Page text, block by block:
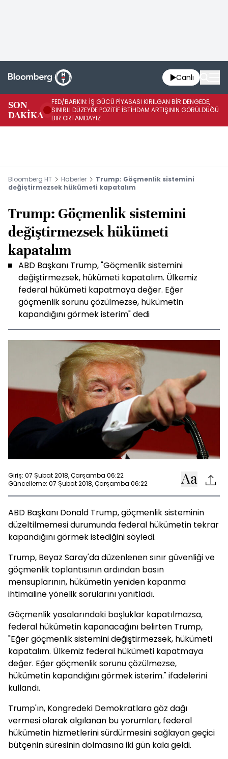
Canlı
SON
DAKİKA
FED/BARKIN: İŞ GÜCÜ PİYASASI KIRILGAN BİR DENGEDE,
SINIRLI DÜZEYDE POZİTİF İSTİHDAM ARTIŞININ GÖRÜLDÜĞÜ
BİR ORTAMDAYIZ
Bloomberg HT Haberler
Trump: Göçmenlik sistemini
değiştirmezsek hükümeti kapatalım
Trump: Göçmenlik sistemini
değiştirmezsek hükümeti
kapatalım
ABD Başkanı Trump, "Göçmenlik sistemini
değiştirmezsek, hükümeti kapatalım. Ülkemiz
federal hükümeti kapatmaya değer. Eğer
göçmenlik sorunu çözülmezse, hükümetin
kapandığını görmek isterim" dedi
Giriş: 07 Şubat 2018, Çarşamba 06:22
Güncelleme: 07 Şubat 2018, Çarşamba 06:22
ABD Başkanı Donald Trump, göçmenlik sisteminin
düzeltilmemesi durumunda federal hükümetin tekrar
kapandığını görmek istediğini söyledi.
Trump, Beyaz Saray'da düzenlenen sınır güvenliği ve
göçmenlik toplantısının ardından basın
mensuplarının, hükümetin yeniden kapanma
ihtimaline yönelik sorularını yanıtladı.
Göçmenlik yasalarındaki boşluklar kapatılmazsa,
federal hükümetin kapanacağını belirten Trump,
"Eğer göçmenlik sistemini değiştirmezsek, hükümeti
kapatalım. Ülkemiz federal hükümeti kapatmaya
değer. Eğer göçmenlik sorunu çözülmezse,
hükümetin kapandığını görmek isterim." ifadelerini
kullandı.
Trump'ın, Kongredeki Demokratlara göz dağı
vermesi olarak algılanan bu yorumları, federal
hükümetin hizmetlerini sürdürmesini sağlayan geçici
bütçenin süresinin dolmasına iki gün kala geldi.